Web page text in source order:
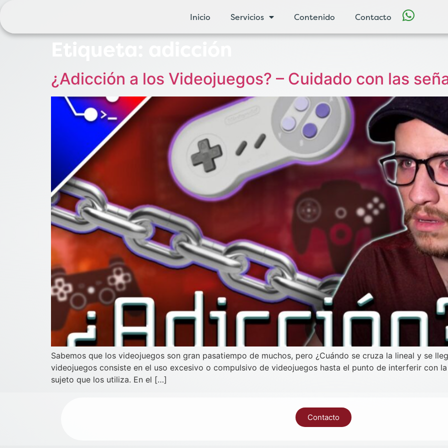
Inicio Servicios Contenido Contacto
¿Adicción a los Videojuegos? – Cuidado con las
Sabemos que los videojuegos son gran pasatiempo de muchos, pero ¿Cuándo se cruza la lineal y se
videojuegos consiste en el uso excesivo o compulsivo de videojuegos hasta el punto de interferir con
sujeto que los utiliza. En el […]
Contacto